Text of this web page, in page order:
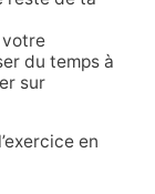
votre
du temps à
sur
en